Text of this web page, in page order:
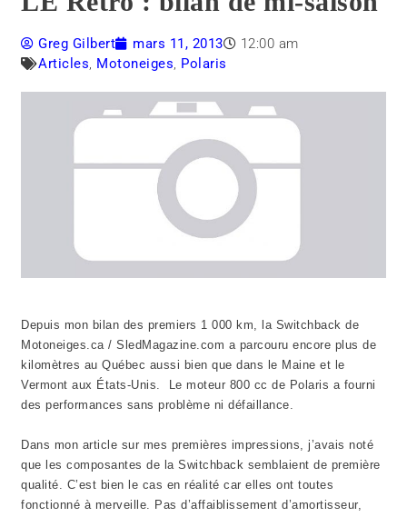
Greg Gilbert mars 11, 2013
12:00 am
Articles, Motoneiges, Polaris
Depuis mon bilan des premiers 1 000 km, la Switchback de
Motoneiges.ca / SledMagazine.com a parcouru encore plus de
kilomètres au Québec aussi bien que dans le Maine et le
Vermont aux États-Unis. Le moteur 800 cc de Polaris a fourni
des performances sans problème ni défaillance.
Dans mon article sur mes premières impressions, j’avais noté
que les composantes de la Switchback semblaient de première
qualité. C’est bien le cas en réalité car elles ont toutes
fonctionné à merveille. Pas d’affaiblissement d’amortisseur,